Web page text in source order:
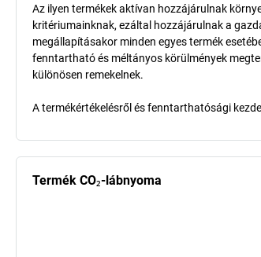
Az ilyen termékek aktívan hozzájárulnak
kritériumainknak, ezáltal hozzájárulnak a
megállapításakor minden egyes termék
fenntartható és méltányos körülmények
különösen remekelnek.
A termékértékelésről és fenntarthatósági
Termék CO₂-lábnyoma